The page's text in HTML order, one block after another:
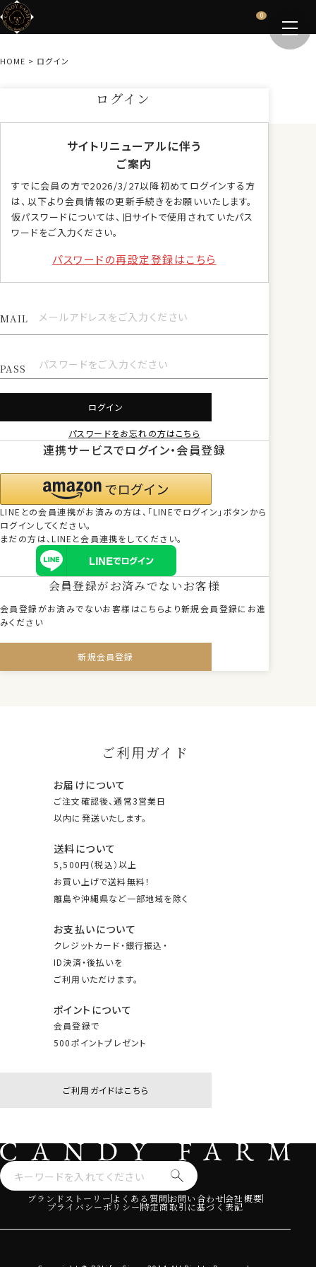
0
HOME ログイン
ログイン
サイトリニューアルに伴う
ご案内
すでに会員の方で2026/3/27以降初めてログインする方
は、以下より会員情報の更新手続きをお願いいたします。
仮パスワードについては、旧サイトで使用されていたパス
ワードをご入力ください。
パスワードの再設定登録はこちら
ログイン
パスワードをお忘れの方はこちら
連携サービスでログイン・会員登録
LINEとの会員連携がお済みの方は、「LINEでログイン」ボタンから
ログインしてください。
まだの方は、LINEと会員連携をしてください。
会員登録がお済みでないお客様
会員登録がお済みでないお客様はこちらより新規会員登録にお進
みください
新規会員登録
ご利用ガイド
お届けについて
ご注文確認後、通常3営業日
以内に発送いたします。
送料について
5,500円（税込）以上
お買い上げで送料無料！
離島や沖縄県など一部地域を除く
お支払いについて
クレジットカード・銀行振込・
ID決済・後払いを
ご利用いただけます。
ポイントについて
会員登録で
500ポイントプレゼント
ご利用ガイドはこちら
ブランドストーリーよくある質問お問い合わせ会社概要
プライバシーポリシー特定商取引に基づく表記